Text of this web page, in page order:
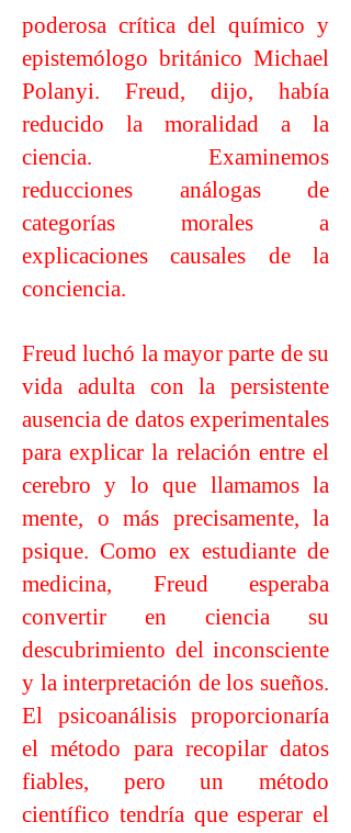
poderosa crítica del químico y
epistemólogo británico Michael
Polanyi. Freud, dijo, había
reducido la moralidad a la
ciencia. Examinemos
reducciones análogas de
categorías morales a
explicaciones causales de la
conciencia.
Freud luchó la mayor parte de su
vida adulta con la persistente
ausencia de datos experimentales
para explicar la relación entre el
cerebro y lo que llamamos la
mente, o más precisamente, la
psique. Como ex estudiante de
medicina, Freud esperaba
convertir en ciencia su
descubrimiento del inconsciente
y la interpretación de los sueños.
El psicoanálisis proporcionaría
el método para recopilar datos
fiables, pero un método
científico tendría que esperar el